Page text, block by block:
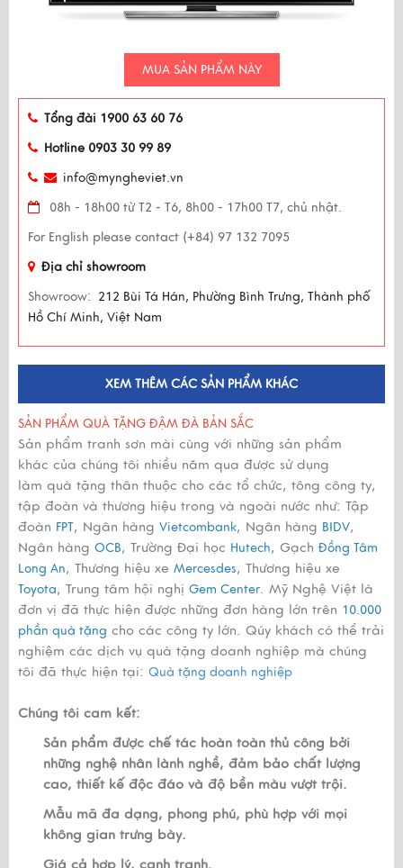
MUA SẢN PHẨM NÀY
Tổng đài 1900 63 60 76
Hotline 0903 30 99 89
info@myngheviet.vn
08h - 18h00 từ T2 - T6, 8h00 - 17h00 T7, chủ nhật.
For English please contact (+84) 97 132 7095
Địa chỉ showroom
Showroow: 212 Bùi Tá Hán, Phường Bình Trưng, Thành phố
Hồ Chí Minh, Việt Nam
XEM THÊM CÁC SẢN PHẨM KHÁC
SẢN PHẨM QUÀ TẶNG ĐẬM ĐÀ BẢN SẮC
Sản phẩm tranh sơn mài cùng với những sản phẩm
khác của chúng tôi nhiều năm qua được sử dụng
làm quà tặng thân thuộc cho các tổ chức, tông công ty,
tập đoàn và thương hiệu trong và ngoài nước như: Tập
đoàn FPT, Ngân hàng Vietcombank, Ngân hàng BIDV,
Ngân hàng OCB, Trường Đại học Hutech, Gạch Đồng Tâm
Long An, Thương hiệu xe Mercesdes, Thương hiệu xe
Toyota, Trung tâm hội nghị Gem Center. Mỹ Nghệ Việt là
đơn vị đã thực hiện được những đơn hàng lớn trên 10.000
phần quà tặng cho các công ty lớn. Qúy khách có thể trải
nghiệm các dịch vụ quà tặng doanh nghiệp mà chúng
tôi đã thực hiện tại: Quà tặng doanh nghiệp
Chúng tôi cam kết:
Sản phẩm được chế tác hoàn toàn thủ công bởi
những nghệ nhân lành nghề, đảm bảo chất lượng
cao, thiết kế độc đáo và độ bền màu vượt trội.
Mẫu mã đa dạng, phong phú, phù hợp với mọi
không gian trưng bày.
Giá cả hợp lý, cạnh tranh.